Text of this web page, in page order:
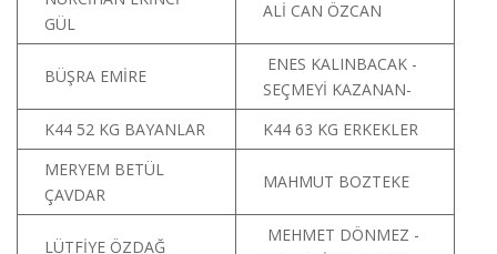
GÜL
ALİ CAN ÖZCAN
BÜŞRA EMİRE
ENES KALINBACAK -
SEÇMEYİ KAZANAN-
K44 52 KG BAYANLAR
K44 63 KG ERKEKLER
MERYEM BETÜL
ÇAVDAR
MAHMUT BOZTEKE
LÜTFİYE ÖZDAĞ
MEHMET DÖNMEZ -